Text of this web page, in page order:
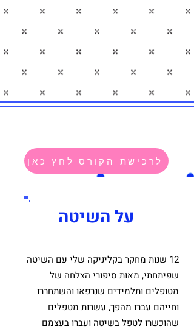
כלים עתיקים לריפוי
ידע חכמת הבריאה המובא אליכם
לרכישת הקורס לחץ כאן
על השיטה
12 שנות מחקר בקליניקה שלי עם השיטה
שפיתחתי, מאות סיפורי הצלחה של
מטופלים ותלמידים שנרפאו והשתחררו
וחייהם עברו מהפך, עשרות מטפלים
שהוכשרו לטפל בשיטה ועברו בעצמם